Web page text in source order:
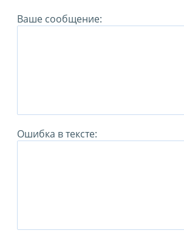
Ваше сообщение:
Ошибка в тексте: